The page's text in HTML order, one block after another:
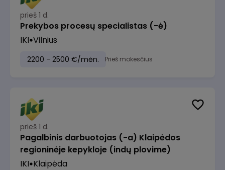
prieš 1 d.
Prekybos procesų specialistas (-ė)
IKI Vilnius
2200 - 2500 €/mėn. Prieš mokesčius
prieš 1 d.
Pagalbinis darbuotojas (-a) Klaipėdos
regioninėje kepykloje (indų plovime)
IKI Klaipėda